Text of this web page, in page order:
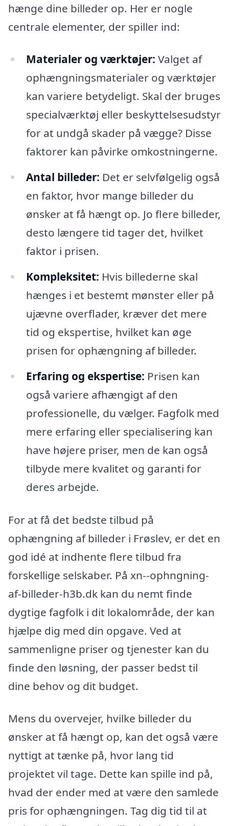
hænge dine billeder op. Her er nogle
centrale elementer, der spiller ind:
Materialer og værktøjer: Valget af
ophængningsmaterialer og værktøjer
kan variere betydeligt. Skal der bruges
specialværktøj eller beskyttelsesudstyr
for at undgå skader på vægge? Disse
faktorer kan påvirke omkostningerne.
Antal billeder: Det er selvfølgelig også
en faktor, hvor mange billeder du
ønsker at få hængt op. Jo flere billeder,
desto længere tid tager det, hvilket
faktor i prisen.
Kompleksitet: Hvis billederne skal
hænges i et bestemt mønster eller på
ujævne overflader, kræver det mere
tid og ekspertise, hvilket kan øge
prisen for ophængning af billeder.
Erfaring og ekspertise: Prisen kan
også variere afhængigt af den
professionelle, du vælger. Fagfolk med
mere erfaring eller specialisering kan
have højere priser, men de kan også
tilbyde mere kvalitet og garanti for
deres arbejde.
For at få det bedste tilbud på
ophængning af billeder i Frøslev, er det en
god idé at indhente flere tilbud fra
forskellige selskaber. På xn--ophngning-
af-billeder-h3b.dk kan du nemt finde
dygtige fagfolk i dit lokalområde, der kan
hjælpe dig med din opgave. Ved at
sammenligne priser og tjenester kan du
finde den løsning, der passer bedst til
dine behov og dit budget.
Mens du overvejer, hvilke billeder du
ønsker at få hængt op, kan det også være
nyttigt at tænke på, hvor lang tid
projektet vil tage. Dette kan spille ind på,
hvad der ender med at være den samlede
pris for ophængningen. Tag dig tid til at